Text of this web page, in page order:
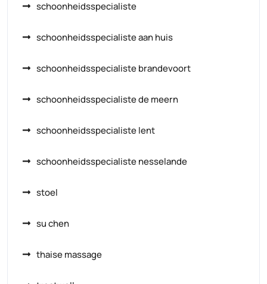
schoonheidsspecialiste
schoonheidsspecialiste aan huis
schoonheidsspecialiste brandevoort
schoonheidsspecialiste de meern
schoonheidsspecialiste lent
schoonheidsspecialiste nesselande
stoel
su chen
thaise massage